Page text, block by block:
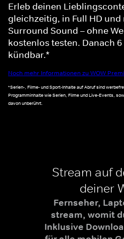
Erleb deinen
gleichzeitig, in Full HD und
Surround Sound – ohne
kostenlos testen. Danach
kündbar.*
Noch mehr Informationen zu WOW
*Serien-, Filme- und Sport-Inhalte auf Abruf sind
Programminhalte wie Serien, Filme und Live-Events,
davon unberührt.
Stream auf
deiner
Fernseher,
stream, womit
Inklusive